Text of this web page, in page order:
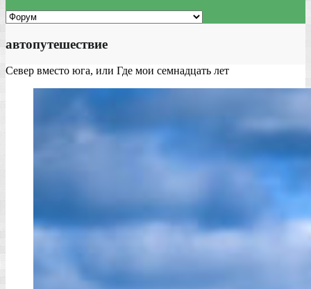
автопутешествие
Север вместо юга, или Где мои семнадцать лет